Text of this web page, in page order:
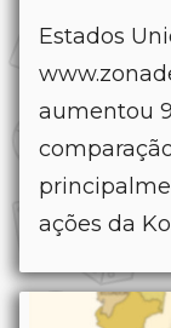
Estados
aumentou
ações da